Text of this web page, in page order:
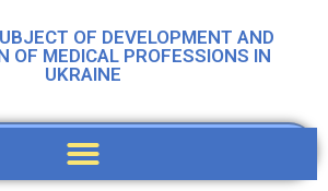
OF DEVELOPMENT AND
OF MEDICAL PROFESSIONS IN
UKRAINE